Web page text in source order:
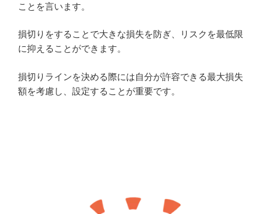
ことを言います。
損切りをすることで大きな損失を防ぎ、リスクを最低限
に抑えることができます。
損切りラインを決める際には自分が許容できる最大損失
額を考慮し、設定することが重要です。